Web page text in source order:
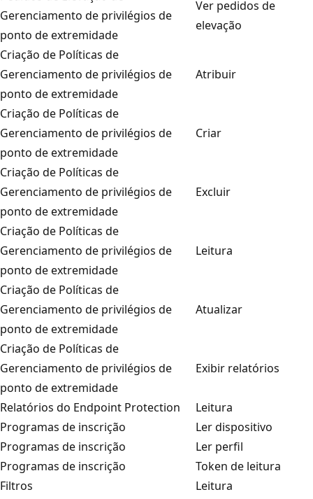
Gerenciamento de privilégios de
ponto de extremidade
Ver pedidos de
elevação
Criação de Políticas de
Gerenciamento de privilégios de
ponto de extremidade
Atribuir
Criação de Políticas de
Gerenciamento de privilégios de
ponto de extremidade
Criar
Criação de Políticas de
Gerenciamento de privilégios de
ponto de extremidade
Excluir
Criação de Políticas de
Gerenciamento de privilégios de
ponto de extremidade
Leitura
Criação de Políticas de
Gerenciamento de privilégios de
ponto de extremidade
Atualizar
Criação de Políticas de
Gerenciamento de privilégios de
ponto de extremidade
Exibir relatórios
Relatórios do Endpoint Protection
Leitura
Programas de inscrição
Ler dispositivo
Programas de inscrição
Ler perfil
Programas de inscrição
Token de leitura
Filtros
Leitura